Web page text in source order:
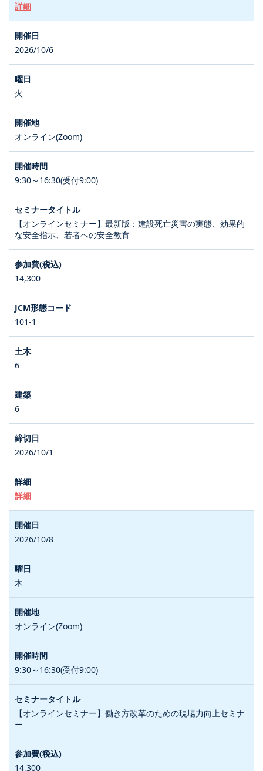
詳細
2026/10/6
火
オンライン(Zoom)
9:30～16:30(受付9:00)
【オンラインセミナー】最新版：建設死亡災害の実態、効果的
な安全指示、若者への安全教育
14,300
101-1
6
6
2026/10/1
詳細
2026/10/8
木
オンライン(Zoom)
9:30～16:30(受付9:00)
【オンラインセミナー】働き方改革のための現場力向上セミナ
ー
14,300